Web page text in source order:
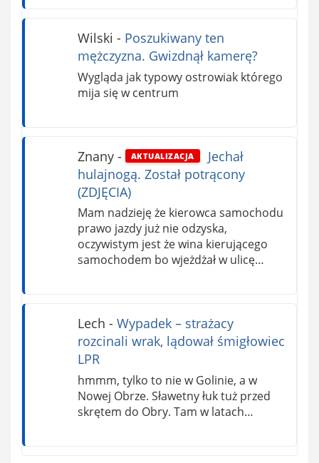
Wilski - Poszukiwany ten
mężczyzna. Gwizdnął kamerę?
Wygląda jak typowy ostrowiak którego
mija się w centrum
Znany- AKTUALIZACJA
Jechał
hulajnogą. Został potrącony
(ZDJĘCIA)
Mam nadzieję że kierowca samochodu
prawo jazdy już nie odzyska,
oczywistym jest że wina kierującego
samochodem bo wjeżdżał w ulicę…
Lech - Wypadek – strażacy
rozcinali wrak, lądował śmigłowiec
LPR
hmmm, tylko to nie w Golinie, a w
Nowej Obrze. Sławetny łuk tuż przed
skrętem do Obry. Tam w latach…